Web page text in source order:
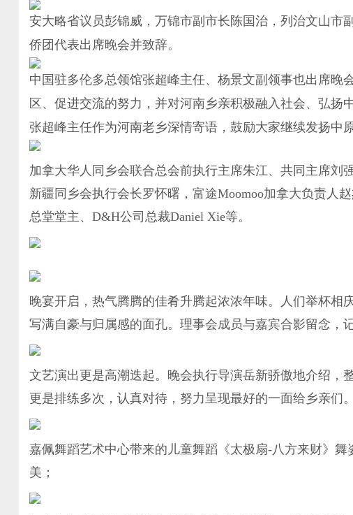
安大略省议员彭锦威，万锦市副市长陈国治，列治文山
侨团代表出席晚会并致辞。
中国驻多伦多总领馆张超峰主任、杨景文副领事也出席
区、促进交流的努力，并对河南乡亲积极融入社会、弘扬
张超峰主任作为河南老乡深情寄语，鼓励大家继续发扬中
加拿大华人同乡会联合总会前执行主席朱江、共同主席刘
新疆同乡会执行会长罗怀曙，富途Moomoo加拿大负责人
总堂堂主、D&H公司总裁Daniel Xie等。
晚宴开启，热气腾腾的佳肴升腾起浓浓年味。人们举杯
写满自豪与归属感的面孔。理事会成员与嘉宾合影留念，
文艺演出更是高潮迭起。晚会执行导演岳新骄傲地介绍，
更是排练多次，认真对待，努力呈现最好的一面给乡亲们。
嘉佩舞蹈艺术中心带来的儿童舞蹈《太极扇-八方来财》
美；